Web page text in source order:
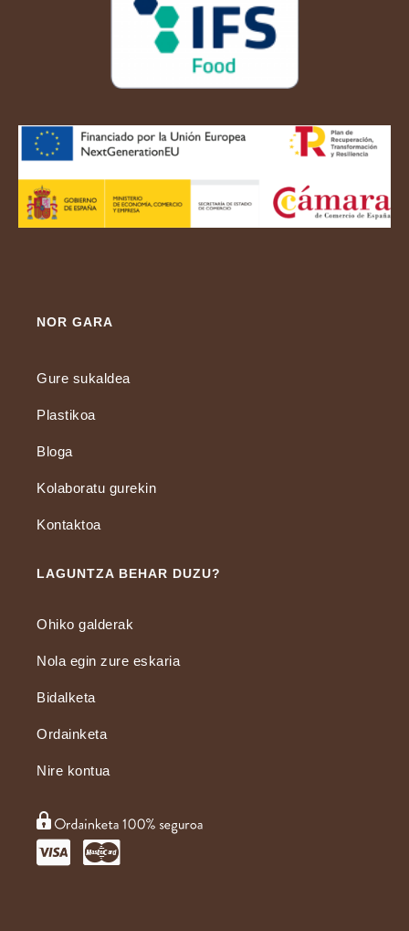
NOR GARA
Gure sukaldea
Plastikoa
Bloga
Kolaboratu gurekin
Kontaktoa
LAGUNTZA BEHAR DUZU?
Ohiko galderak
Nola egin zure eskaria
Bidalketa
Ordainketa
Nire kontua